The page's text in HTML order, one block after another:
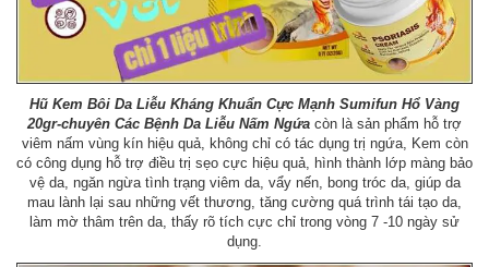
Hũ Kem Bôi Da Liễu Kháng Khuẩn Cực Mạnh Sumifun Hổ Vàng
20gr-chuyên Các Bệnh Da Liễu Nấm Ngứa còn là sản phẩm hỗ trợ
viêm nấm vùng kín hiệu quả, không chỉ có tác dụng trị ngứa, Kem còn
có công dụng hỗ trợ điều trị sẹo cực hiệu quả, hình thành lớp màng bảo
vệ da, ngăn ngừa tình trạng viêm da, vẩy nến, bong tróc da, giúp da
mau lành lại sau những vết thương, tăng cường quá trình tái tạo da,
làm mờ thâm trên da, thấy rõ tích cực chỉ trong vòng 7 -10 ngày sử
dụng.